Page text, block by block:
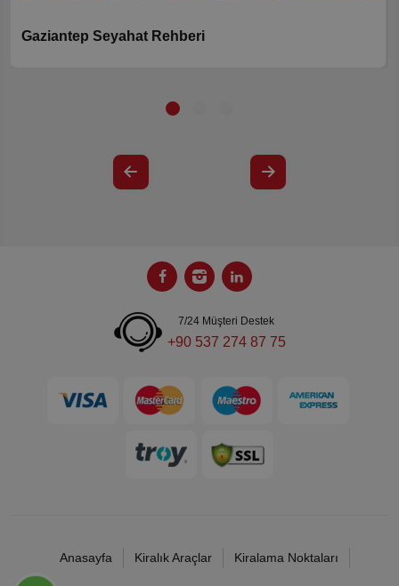
Gaziantep Seyahat Rehberi
7/24 Müşteri Destek
+90 537 274 87 75
Anasayfa Kiralık Araçlar Kiralama Noktaları